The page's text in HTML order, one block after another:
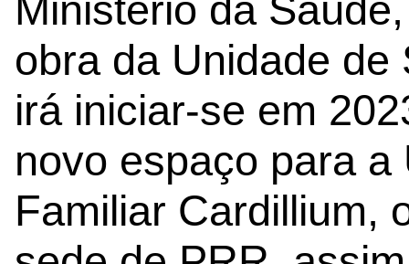
Ministério da
obra da Unidade de
irá iniciar-se em
novo espaço para
Familiar Cardillium,